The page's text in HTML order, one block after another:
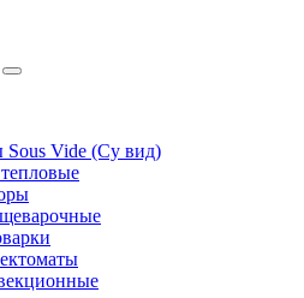
Sous Vide (Су вид)